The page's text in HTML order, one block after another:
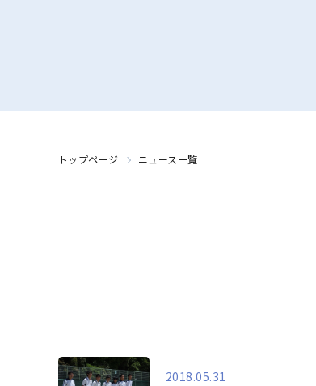
トップページ ニュース一覧
2018.05.31